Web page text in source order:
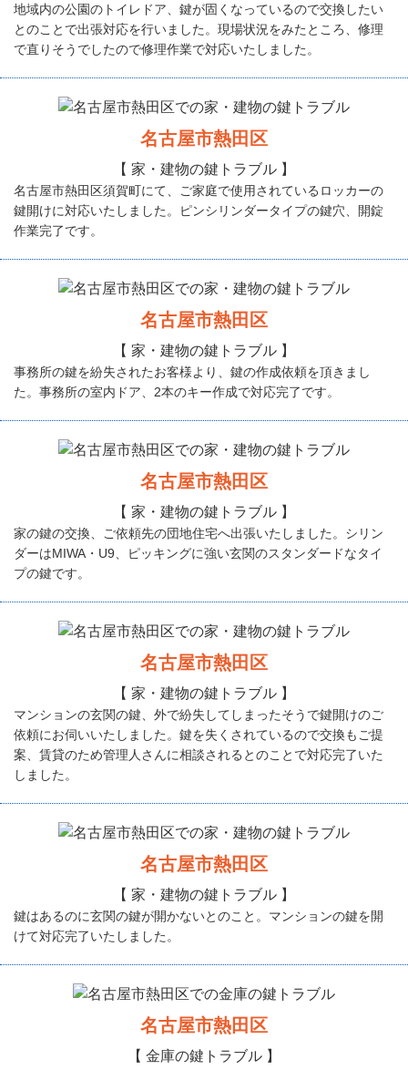
地域内の公園のトイレドア、鍵が固くなっているので交換したい
とのことで出張対応を行いました。現場状況をみたところ、修理
で直りそうでしたので修理作業で対応いたしました。
名古屋市熱田区
【 家・建物の鍵トラブル 】
名古屋市熱田区須賀町にて、ご家庭で使用されているロッカーの
鍵開けに対応いたしました。ピンシリンダータイプの鍵穴、開錠
作業完了です。
名古屋市熱田区
【 家・建物の鍵トラブル 】
事務所の鍵を紛失されたお客様より、鍵の作成依頼を頂きまし
た。事務所の室内ドア、2本のキー作成で対応完了です。
名古屋市熱田区
【 家・建物の鍵トラブル 】
家の鍵の交換、ご依頼先の団地住宅へ出張いたしました。シリン
ダーはMIWA・U9、ピッキングに強い玄関のスタンダードなタイ
プの鍵です。
名古屋市熱田区
【 家・建物の鍵トラブル 】
マンションの玄関の鍵、外で紛失してしまったそうで鍵開けのご
依頼にお伺いいたしました。鍵を失くされているので交換もご提
案、賃貸のため管理人さんに相談されるとのことで対応完了いた
しました。
名古屋市熱田区
【 家・建物の鍵トラブル 】
鍵はあるのに玄関の鍵が開かないとのこと。マンションの鍵を開
けて対応完了いたしました。
名古屋市熱田区
【 金庫の鍵トラブル 】